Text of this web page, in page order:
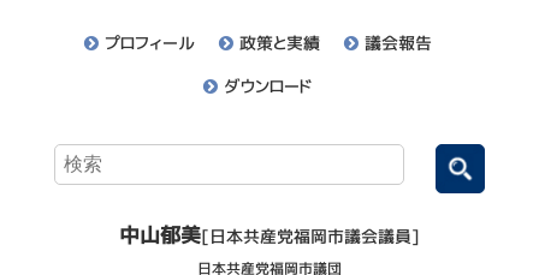
プロフィール 政策と実績
議会報告
ダウンロード
中山郁美[日本共産党福岡市議会議員]
日本共産党福岡市議団